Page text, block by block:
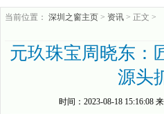
当前位置： 深圳之窗主页 > 资讯 > 正文 >
元玖珠宝周晓东：
源头
时间： 2023-08-18 15:16:08来